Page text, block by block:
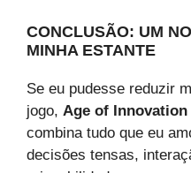
CONCLUSÃO: UM
MINHA ESTANTE
Se eu pudesse reduzir
jogo, Age of Innovation
combina tudo que eu
decisões tensas,